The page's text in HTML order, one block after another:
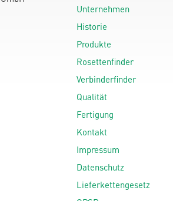
Unternehmen
Historie
Produkte
Rosettenfinder
Verbinderfinder
Qualität
Fertigung
Kontakt
Impressum
Datenschutz
Lieferkettengesetz